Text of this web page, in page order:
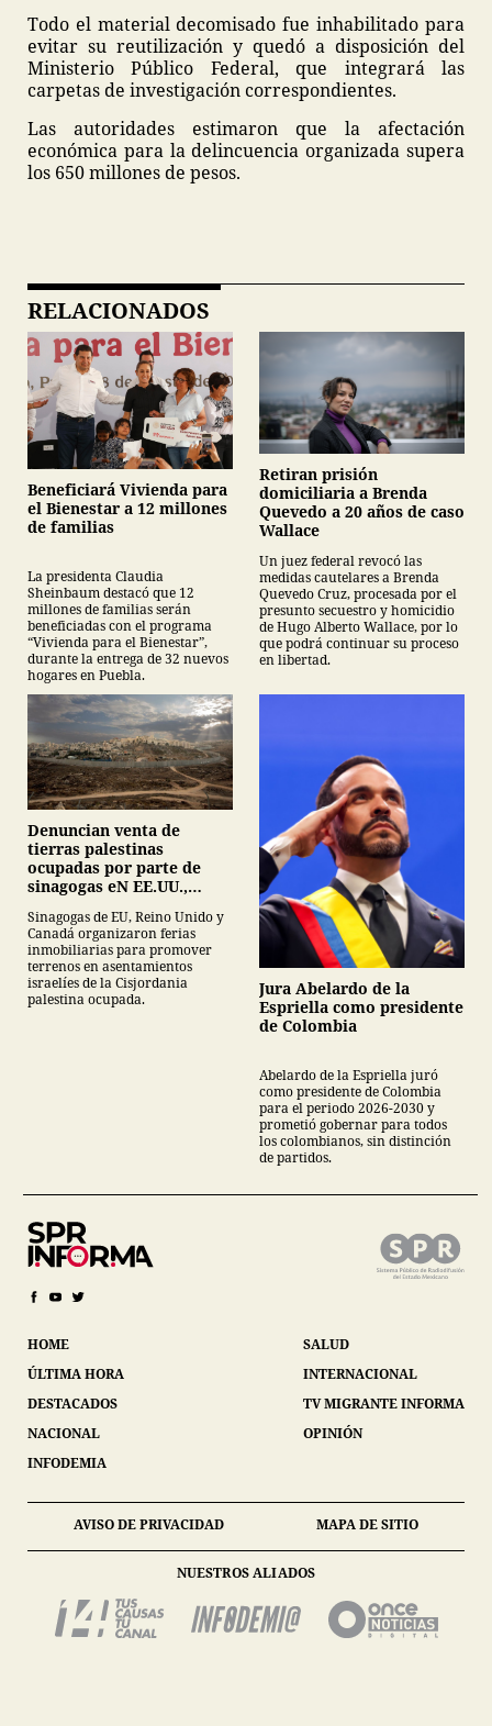
Todo el material decomisado fue inhabilitado para
evitar su reutilización y quedó a disposición del
Ministerio Público Federal, que integrará las
carpetas de investigación correspondientes.
Las autoridades estimaron que la afectación
económica para la delincuencia organizada supera
los 650 millones de pesos.
RELACIONADOS
Beneficiará Vivienda para
el Bienestar a 12 millones
de familias
La presidenta Claudia
Sheinbaum destacó que 12
millones de familias serán
beneficiadas con el programa
“Vivienda para el Bienestar”,
durante la entrega de 32 nuevos
hogares en Puebla.
Retiran prisión
domiciliaria a Brenda
Quevedo a 20 años de caso
Wallace
Un juez federal revocó las
medidas cautelares a Brenda
Quevedo Cruz, procesada por el
presunto secuestro y homicidio
de Hugo Alberto Wallace, por lo
que podrá continuar su proceso
en libertad.
Denuncian venta de
tierras palestinas
ocupadas por parte de
sinagogas eN EE.UU.,
Sinagogas de EU, Reino Unido y
Canadá organizaron ferias
inmobiliarias para promover
terrenos en asentamientos
israelíes de la Cisjordania
palestina ocupada.
Jura Abelardo de la
Espriella como presidente
de Colombia
Abelardo de la Espriella juró
como presidente de Colombia
para el periodo 2026-2030 y
prometió gobernar para todos
los colombianos, sin distinción
de partidos.
HOME
ÚLTIMA HORA
DESTACADOS
NACIONAL
INFODEMIA
SALUD
INTERNACIONAL
TV MIGRANTE INFORMA
OPINIÓN
AVISO DE PRIVACIDAD MAPA DE SITIO
NUESTROS ALIADOS